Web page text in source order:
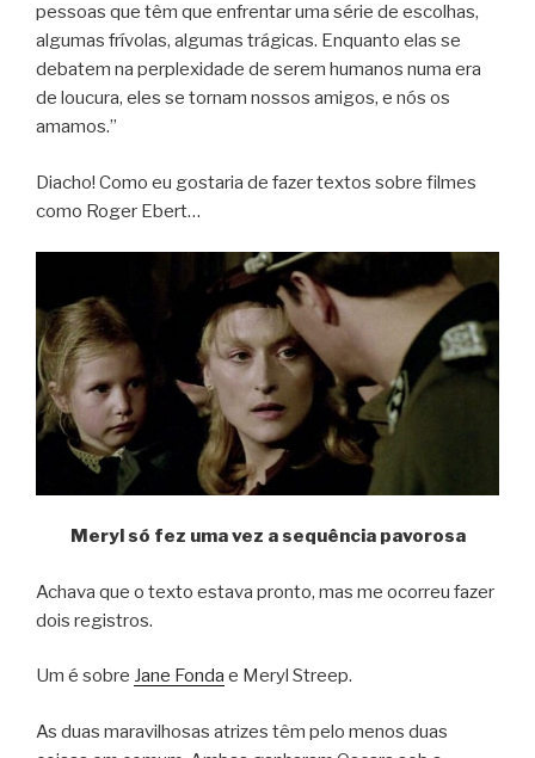
pessoas que têm que enfrentar uma série de escolhas,
algumas frívolas, algumas trágicas. Enquanto elas se
debatem na perplexidade de serem humanos numa era
de loucura, eles se tornam nossos amigos, e nós os
amamos.”
Diacho! Como eu gostaria de fazer textos sobre filmes
como Roger Ebert…
Meryl só fez uma vez a sequência pavorosa
Achava que o texto estava pronto, mas me ocorreu fazer
dois registros.
Um é sobre Jane Fonda e Meryl Streep.
As duas maravilhosas atrizes têm pelo menos duas